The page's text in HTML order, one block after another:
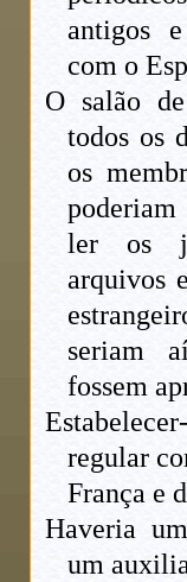
antigos
com o
O salão
todos os
os
ler os
arquivos
seriam
fossem
regular
França e
Haveria
um